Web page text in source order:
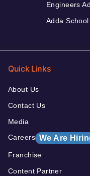
Engineers
Adda School
Quick Links
About Us
Contact Us
Media
Careers We Are
Franchise
Content Partner